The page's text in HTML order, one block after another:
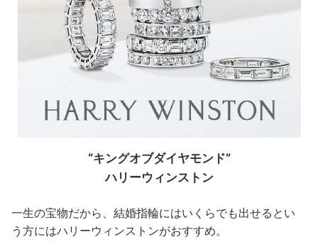
“キングオブダイヤモンド”
ハリーウィンストン
一生の宝物だから、結婚指輪にはいくらでも出せるとい
う方にはハリーウィンストンがおすすめ。